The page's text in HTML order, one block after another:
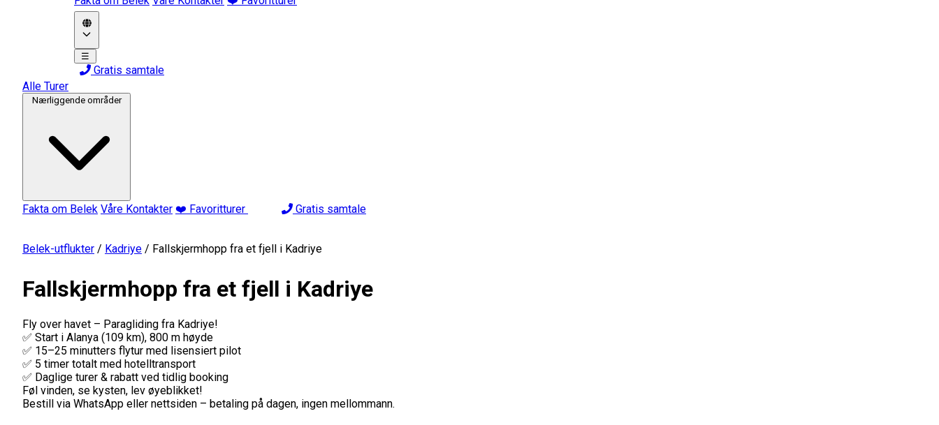
☰
Gratis samtale
Alle Turer
Nærliggende områder
Fakta om Belek Våre Kontakter ❤️ Favoritturer Gratis samtale
Belek-utflukter / Kadriye / Fallskjermhopp fra et fjell i Kadriye
Fallskjermhopp fra et fjell i Kadriye
Fly over havet – Paragliding fra Kadriye!
✅ Start i Alanya (109 km), 800 m høyde
✅ 15–25 minutters flytur med lisensiert pilot
✅ 5 timer totalt med hotelltransport
✅ Daglige turer & rabatt ved tidlig booking
Føl vinden, se kysten, lev øyeblikket!
Bestill via WhatsApp eller nettsiden – betaling på dagen, ingen mellommann.